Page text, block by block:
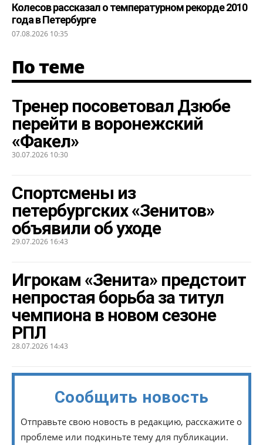
Колесов рассказал о температурном рекорде 2010
года в Петербурге
07.08.2026 10:35
По теме
Тренер посоветовал Дзюбе
перейти в воронежский
«Факел»
30.07.2026 10:30
Спортсмены из
петербургских «Зенитов»
объявили об уходе
29.07.2026 16:43
Игрокам «Зенита» предстоит
непростая борьба за титул
чемпиона в новом сезоне
РПЛ
28.07.2026 14:43
Сообщить новость
Отправьте свою новость в редакцию, расскажите о
проблеме или подкиньте тему для публикации.